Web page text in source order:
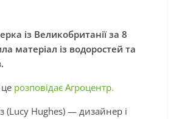
із Великобританії за 8
матеріал із водоростей та
розповідає Агроцентр.
(Lucy Hughes) — дизайнер і